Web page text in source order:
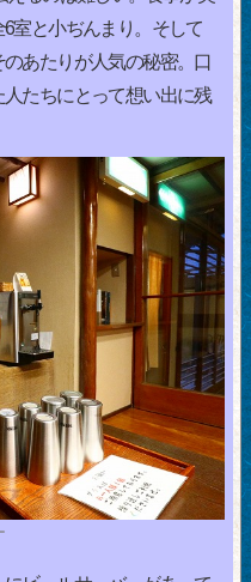
室と小ぢんまり。そして
あたりが人気の秘密。口
たちにとって想い出に残